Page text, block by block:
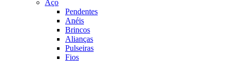
Aço
Pendentes
Anéis
Brincos
Alianças
Pulseiras
Fios